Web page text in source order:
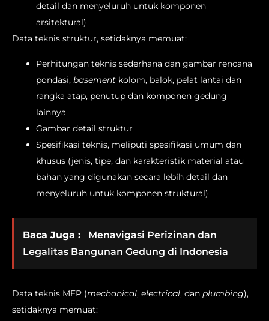
detail dan menyeluruh untuk komponen
arsitektural)
Data teknis struktur, setidaknya memuat:
Perhitungan teknis sederhana dan gambar rencana
pondasi, basement kolom, balok, pelat lantai dan
rangka atap, penutup dan komponen gedung
lainnya
Gambar detail struktur
Spesifikasi teknis, meliputi spesifikasi umum dan
khusus (jenis, tipe, dan karakteristik material atau
bahan yang digunakan secara lebih detail dan
menyeluruh untuk komponen struktural)
Baca Juga :
Menavigasi Perizinan dan
Legalitas Bangunan Gedung di Indonesia
Data teknis MEP (mechanical, electrical, dan plumbing),
setidaknya memuat: